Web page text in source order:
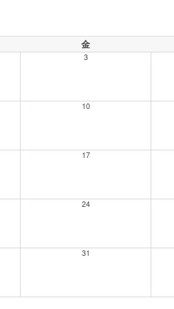
金
3
10
17
24
31